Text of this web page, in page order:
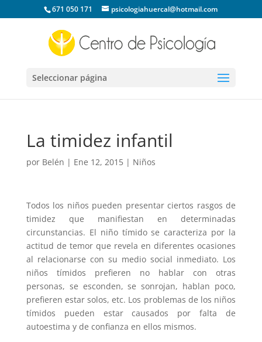
671 050 171 psicologiahuercal@hotmail.com
Seleccionar página
La timidez infantil
por Belén | Ene 12, 2015| Niños
Todos los niños pueden presentar ciertos rasgos de
timidez que manifiestan en determinadas
circunstancias. El niño tímido se caracteriza por la
actitud de temor que revela en diferentes ocasiones
al relacionarse con su medio social inmediato. Los
niños tímidos prefieren no hablar con otras
personas, se esconden, se sonrojan, hablan poco,
prefieren estar solos, etc. Los problemas de los niños
tímidos pueden estar causados por falta de
autoestima y de confianza en ellos mismos.